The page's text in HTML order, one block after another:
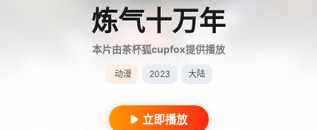
炼气十万年
本片由茶杯狐cupfox提供播放
动漫 2023 大陆
立即播放